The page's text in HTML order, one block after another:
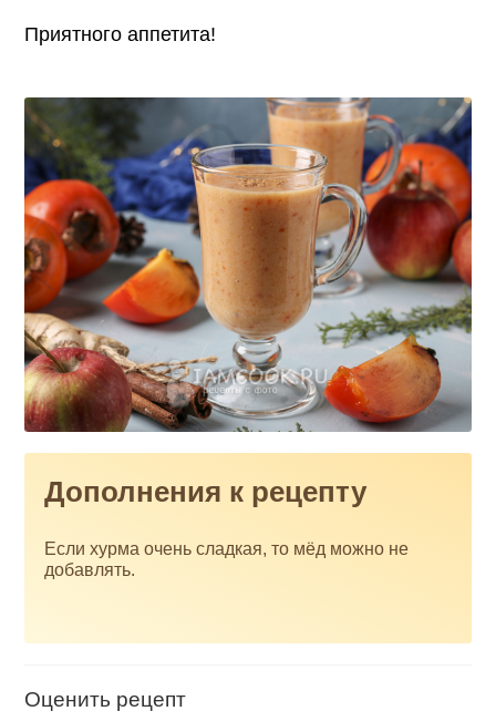
Приятного аппетита!
Дополнения к рецепту
Если хурма очень сладкая, то мёд можно не
добавлять.
Оценить рецепт